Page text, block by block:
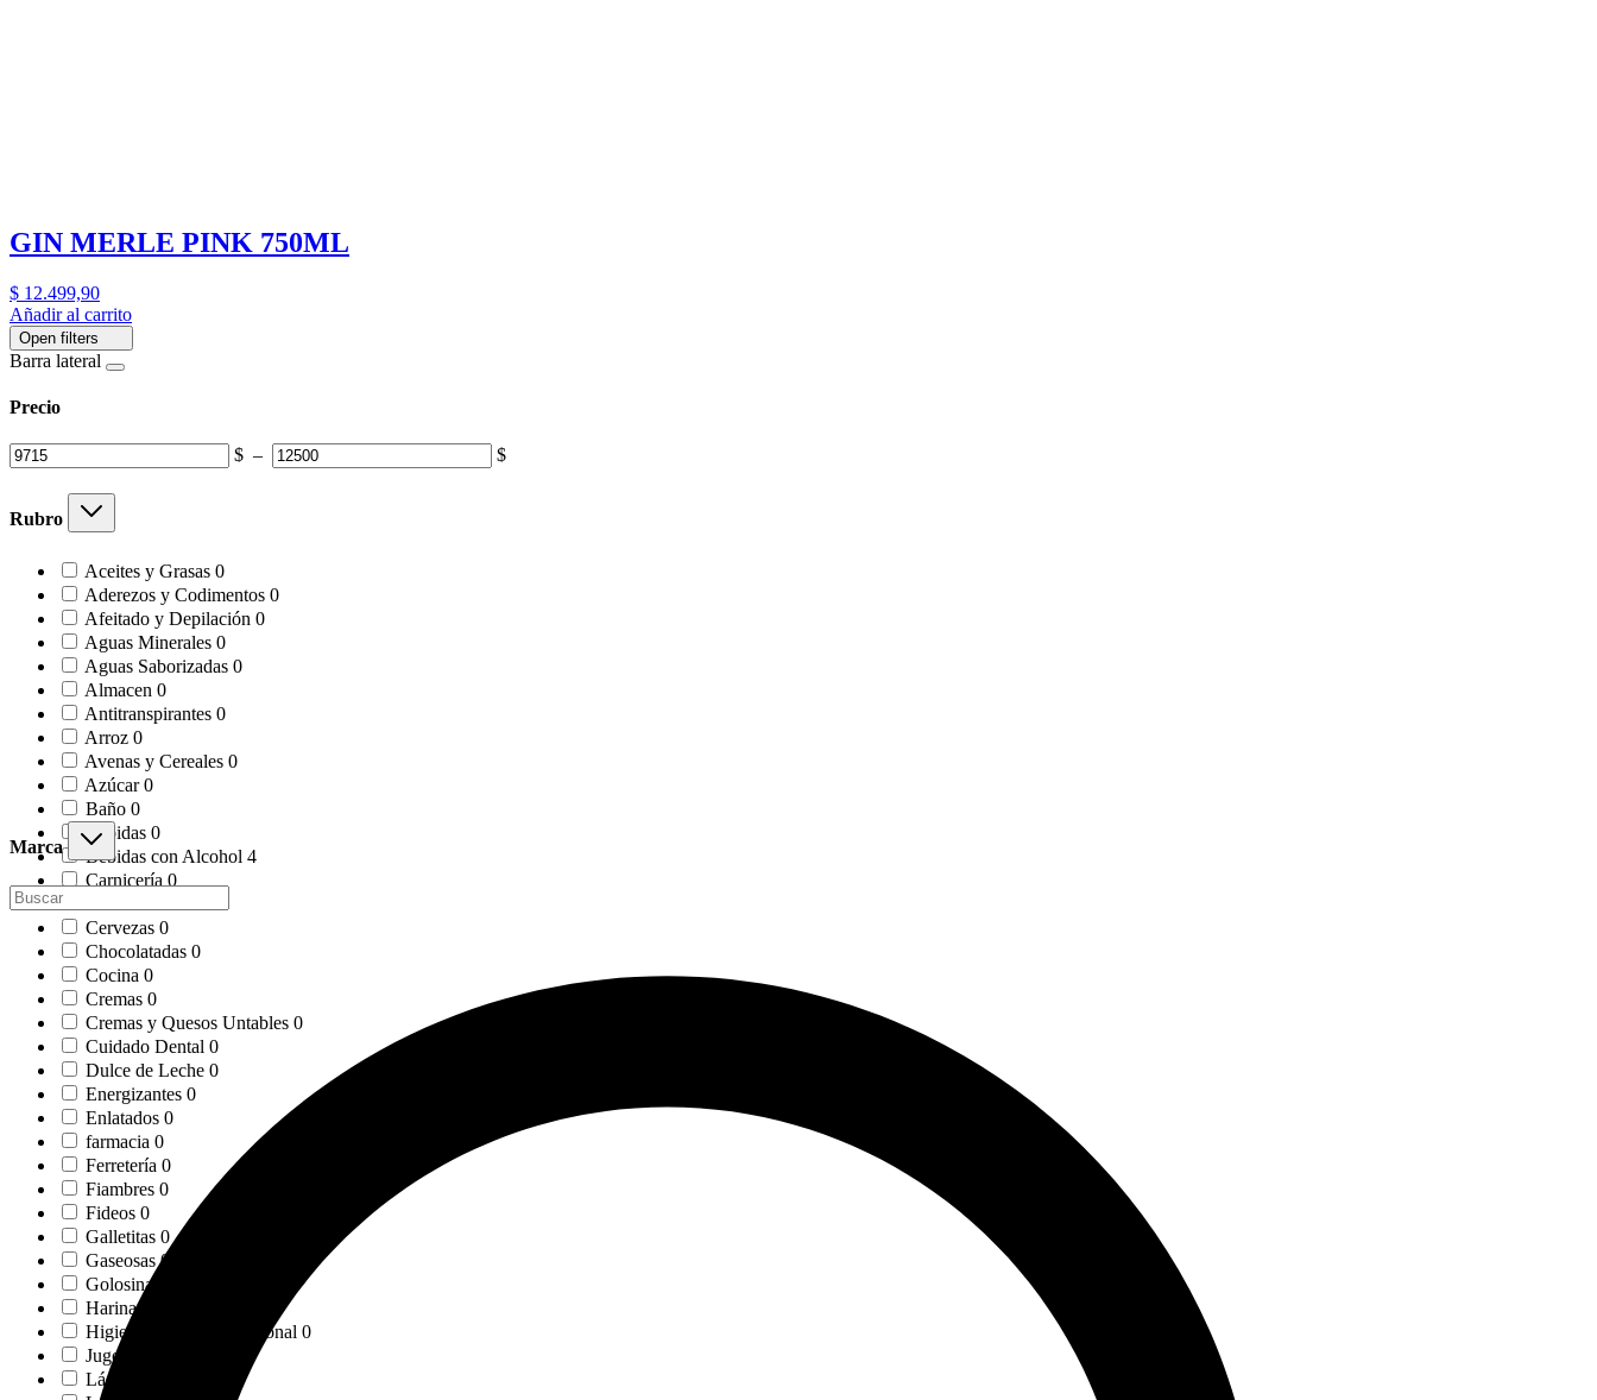
GIN MERLE PINK 750ML
$ 12.499,90
Añadir al carrito
Open filters
Barra lateral
Precio
$ – $
Rubro
Aceites y Grasas 00
products
Aderezos y Codimentos 00
Afeitado y Depilación 00
Aguas Minerales 00
products
Aguas Saborizadas 00
Almacen 00
products
Antitranspirantes 00
Arroz 00
products
Avenas y Cereales 00
Azúcar 00
Baño 00
products
Bebidas 00
products
Bebidas con Alcohol 4
Carnicería 00
products
Cervezas 00
products
Chocolatadas 00
Cocina 00
products
Cremas 00
products
Cremas y Quesos Untables 00
Cuidado Dental 00
products
Dulce de Leche 00
Energizantes 00
Enlatados 00
farmacia 00
products
Ferretería 00
products
Fiambres 00
products
Fideos 00
products
Galletitas 00
products
Gaseosas 0
Golosinas
Harinas
Higiene y Cuidado Personal 00
Jugos
Lácteos
Marca